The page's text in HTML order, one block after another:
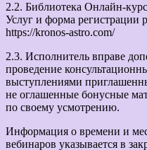
2.2. Библиотека Онлайн-
Услуг и форма регистрации
https://kronos-astro.com/
2.3. Исполнитель вправе
проведение
выступлениями
не оглашенные бонусные
по своему усмотрению.
Информация о времени и
вебинаров указывается в